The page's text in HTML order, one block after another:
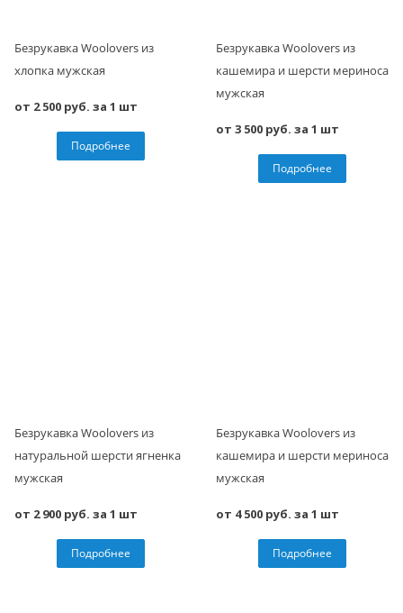
Безрукавка Woolovers из
хлопка мужская
от 2 500 руб. за 1 шт
Подробнее
Безрукавка Woolovers из
кашемира и шерсти мериноса
мужская
от 3 500 руб. за 1 шт
Подробнее
Безрукавка Woolovers из
натуральной шерсти ягненка
мужская
от 2 900 руб. за 1 шт
Подробнее
Безрукавка Woolovers из
кашемира и шерсти мериноса
мужская
от 4 500 руб. за 1 шт
Подробнее